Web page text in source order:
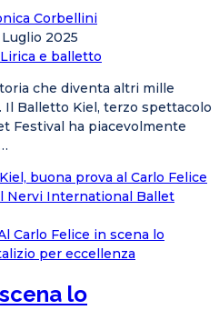
Corbellini
Luglio 2025
Lirica e balletto
che diventa altri mille
Il Balletto Kiel, terzo spettacolo
Festival ha piacevolmente
buona prova al Carlo Felice
Nervi International Ballet
lo